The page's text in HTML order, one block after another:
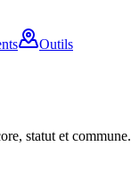
Outils
statut et commune.